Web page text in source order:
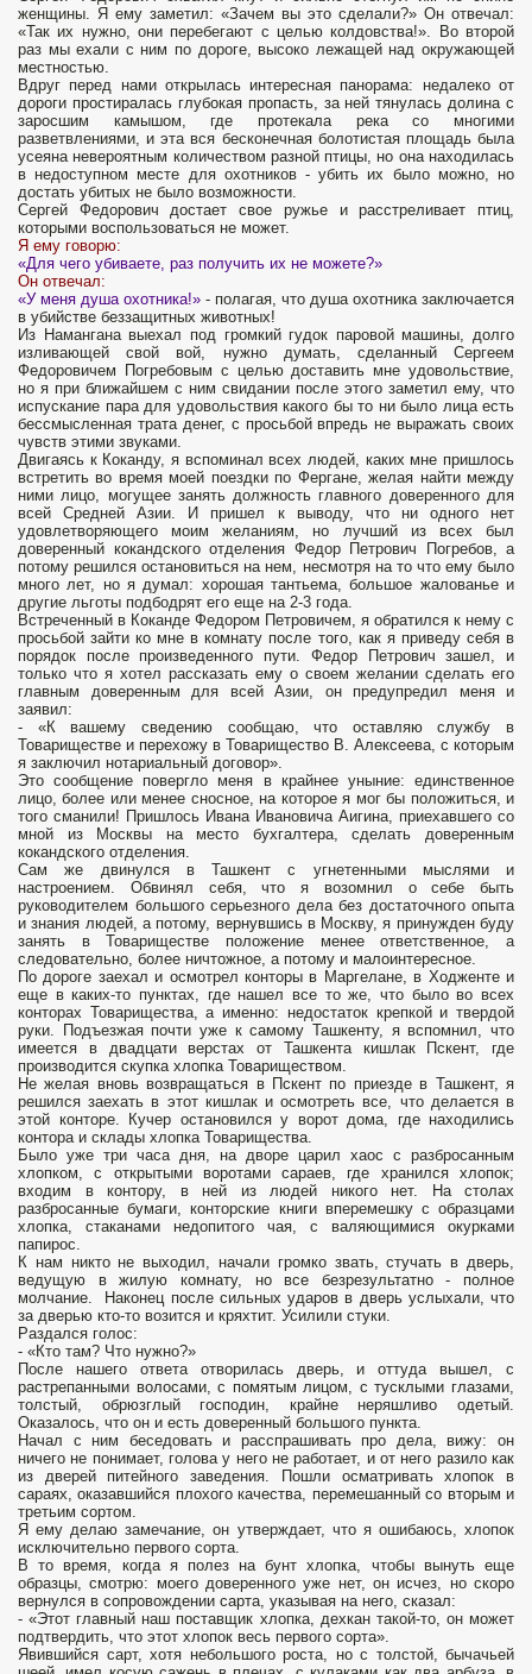
женщины. Я ему заметил: «Зачем вы это сделали?» Он отвечал:
«Так их нужно, они перебегают с целью колдовства!». Во второй
раз мы ехали с ним по дороге, высоко лежащей над окружающей
местностью.
Вдруг перед нами открылась интересная панорама: недалеко от
дороги простиралась глубокая пропасть, за ней тянулась долина с
заросшим камышом, где протекала река со многими
разветвлениями, и эта вся бесконечная болотистая площадь была
усеяна невероятным количеством разной птицы, но она находилась
в недоступном месте для охотников - убить их было можно, но
достать убитых не было возможности.
Сергей Федорович достает свое ружье и расстреливает птиц,
которыми воспользоваться не может.
Я ему говорю:
«Для чего убиваете, раз получить их не можете?»
Он отвечал:
«У меня душа охотника!» - полагая, что душа охотника заключается
в убийстве беззащитных животных!
Из Намангана выехал под громкий гудок паровой машины, долго
изливающей свой вой, нужно думать, сделанный Сергеем
Федоровичем Погребовым с целью доставить мне удовольствие,
но я при ближайшем с ним свидании после этого заметил ему, что
испускание пара для удовольствия какого бы то ни было лица есть
бессмысленная трата денег, с просьбой впредь не выражать своих
чувств этими звуками.
Двигаясь к Коканду, я вспоминал всех людей, каких мне пришлось
встретить во время моей поездки по Фергане, желая найти между
ними лицо, могущее занять должность главного доверенного для
всей Средней Азии. И пришел к выводу, что ни одного нет
удовлетворяющего моим желаниям, но лучший из всех был
доверенный кокандского отделения Федор Петрович Погребов, а
потому решился остановиться на нем, несмотря на то что ему было
много лет, но я думал: хорошая тантьема, большое жалованье и
другие льготы подбодрят его еще на 2-3 года.
Встреченный в Коканде Федором Петровичем, я обратился к нему с
просьбой зайти ко мне в комнату после того, как я приведу себя в
порядок после произведенного пути. Федор Петрович зашел, и
только что я хотел рассказать ему о своем желании сделать его
главным доверенным для всей Азии, он предупредил меня и
заявил:
- «К вашему сведению сообщаю, что оставляю службу в
Товариществе и перехожу в Товарищество В. Алексеева, с которым
я заключил нотариальный договор».
Это сообщение повергло меня в крайнее уныние: единственное
лицо, более или менее сносное, на которое я мог бы положиться, и
того сманили! Пришлось Ивана Ивановича Аигина, приехавшего со
мной из Москвы на место бухгалтера, сделать доверенным
кокандского отделения.
Сам же двинулся в Ташкент с угнетенными мыслями и
настроением. Обвинял себя, что я возомнил о себе быть
руководителем большого серьезного дела без достаточного опыта
и знания людей, а потому, вернувшись в Москву, я принужден буду
занять в Товариществе положение менее ответственное, а
следовательно, более ничтожное, а потому и малоинтересное.
По дороге заехал и осмотрел конторы в Маргелане, в Ходженте и
еще в каких-то пунктах, где нашел все то же, что было во всех
конторах Товарищества, а именно: недостаток крепкой и твердой
руки. Подъезжая почти уже к самому Ташкенту, я вспомнил, что
имеется в двадцати верстах от Ташкента кишлак Пскент, где
производится скупка хлопка Товариществом.
Не желая вновь возвращаться в Пскент по приезде в Ташкент, я
решился заехать в этот кишлак и осмотреть все, что делается в
этой конторе. Кучер остановился у ворот дома, где находились
контора и склады хлопка Товарищества.
Было уже три часа дня, на дворе царил хаос с разбросанным
хлопком, с открытыми воротами сараев, где хранился хлопок;
входим в контору, в ней из людей никого нет. На столах
разбросанные бумаги, конторские книги вперемешку с образцами
хлопка, стаканами недопитого чая, с валяющимися окурками
папирос.
К нам никто не выходил, начали громко звать, стучать в дверь,
ведущую в жилую комнату, но все безрезультатно - полное
молчание. Наконец после сильных ударов в дверь услыхали, что
за дверью кто-то возится и кряхтит. Усилили стуки.
Раздался голос:
- «Кто там? Что нужно?»
После нашего ответа отворилась дверь, и оттуда вышел, с
растрепанными волосами, с помятым лицом, с тусклыми глазами,
толстый, обрюзглый господин, крайне неряшливо одетый.
Оказалось, что он и есть доверенный большого пункта.
Начал с ним беседовать и расспрашивать про дела, вижу: он
ничего не понимает, голова у него не работает, и от него разило как
из дверей питейного заведения. Пошли осматривать хлопок в
сараях, оказавшийся плохого качества, перемешанный со вторым и
третьим сортом.
Я ему делаю замечание, он утверждает, что я ошибаюсь, хлопок
исключительно первого сорта.
В то время, когда я полез на бунт хлопка, чтобы вынуть еще
образцы, смотрю: моего доверенного уже нет, он исчез, но скоро
вернулся в сопровождении сарта, указывая на него, сказал:
- «Этот главный наш поставщик хлопка, дехкан такой-то, он может
подтвердить, что этот хлопок весь первого сорта».
Явившийся сарт, хотя небольшого роста, но с толстой, бычачьей